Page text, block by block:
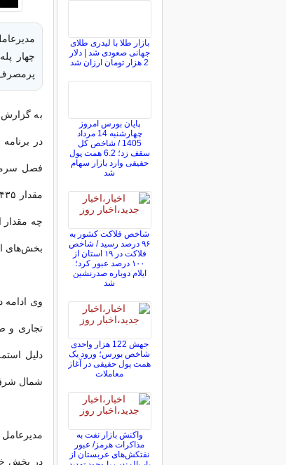
به گزارش
در
چه مقدار
بخش‌های
تجاری و
دلیل
شمال شرق کشور
در بخش
بازار طلا با لیدری طلای
جهانی صعودی شد | دلار
2 هزار تومان ارزان شد
پایان بورس امروز
چهارشنبه 14 مرداد
1405 / شاخص کل
سقف زد؛ 6.2 همت پول
حقیقی وارد بازار سهام
شد
شاخص فلاکت کشور به
۹۶ درصد رسید / شاخص
فلاکت در ۱۹ استان از
۱۰۰ درصد عبور کرد؛
ایلام دوباره صدرنشین
شد
جهش 122 هزار واحدی
شاخص بورس؛ ورود یک
همت پول حقیقی در آغاز
معاملات
واکنش بازار نفت به
مذاکرات هرمز/ عبور
نفتکش‌های عربستان از